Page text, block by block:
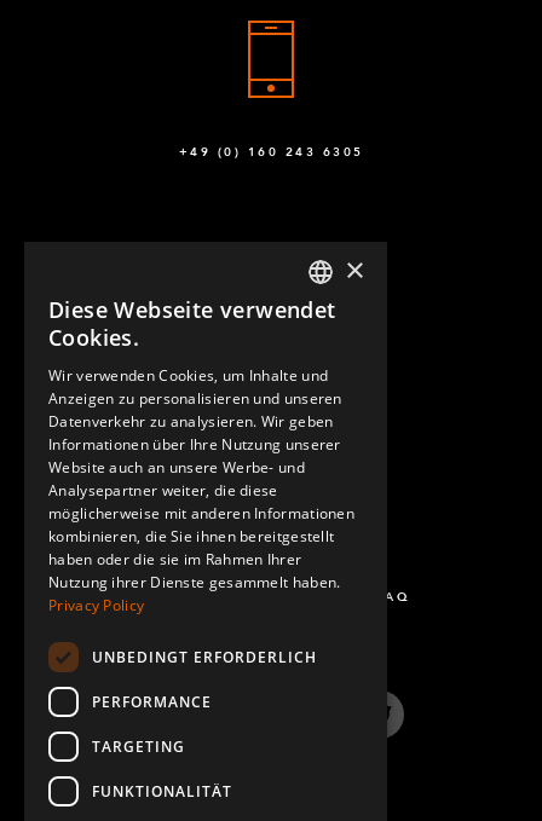
+49 (0) 160 243 6305
KONTAKT
FRAGEN UND ANTWORTEN - FAQ
InstagramTwitter
ENGLISH
×
Diese Webseite verwendet
Cookies.
Wir verwenden Cookies, um Inhalte und
Anzeigen zu personalisieren und unseren
Datenverkehr zu analysieren. Wir geben
Informationen über Ihre Nutzung unserer
Website auch an unsere Werbe- und
Analysepartner weiter, die diese
möglicherweise mit anderen Informationen
kombinieren, die Sie ihnen bereitgestellt
haben oder die sie im Rahmen Ihrer
Nutzung ihrer Dienste gesammelt haben.
Privacy Policy
UNBEDINGT ERFORDERLICH
PERFORMANCE
TARGETING
FUNKTIONALITÄT